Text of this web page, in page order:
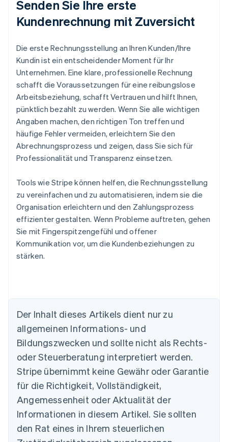
Senden Sie Ihre erste
Kundenrechnung mit Zuversicht
Die erste Rechnungsstellung an Ihren Kunden/Ihre
Kundin ist ein entscheidender Moment für Ihr
Unternehmen. Eine klare, professionelle Rechnung
schafft die Voraussetzungen für eine reibungslose
Arbeitsbeziehung, schafft Vertrauen und hilft Ihnen,
pünktlich bezahlt zu werden. Wenn Sie alle wichtigen
Angaben machen, den richtigen Ton treffen und
häufige Fehler vermeiden, erleichtern Sie den
Abrechnungsprozess und zeigen, dass Sie sich für
Professionalität und Transparenz einsetzen.
Tools wie Stripe können helfen, die Rechnungsstellung
zu vereinfachen und zu automatisieren, indem sie die
Organisation erleichtern und den Zahlungsprozess
effizienter gestalten. Wenn Probleme auftreten, gehen
Sie mit Fingerspitzengefühl und offener
Kommunikation vor, um die Kundenbeziehungen zu
stärken.
Der Inhalt dieses Artikels dient nur zu
allgemeinen Informations- und
Bildungszwecken und sollte nicht als Rechts-
oder Steuerberatung interpretiert werden.
Stripe übernimmt keine Gewähr oder Garantie
für die Richtigkeit, Vollständigkeit,
Angemessenheit oder Aktualität der
Informationen in diesem Artikel. Sie sollten
den Rat eines in Ihrem steuerlichen
Australien
English
Belgien
Nederlands Français DeutschEnglish
Brasilien
PortuguêsEnglish
English
Dänemark
English
Deutschland